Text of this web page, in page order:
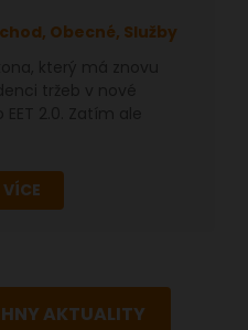
Obecné, Služby
AKTUALITY